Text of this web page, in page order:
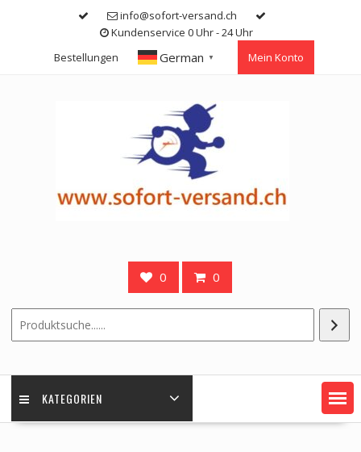
info@sofort-versand.ch
Kundenservice 0 Uhr - 24 Uhr
Bestellungen
German ▼ Mein Konto
0 0
KATEGORIEN